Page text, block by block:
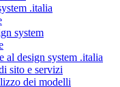
.italia
system
al design system .italia
sito e servizi
dei modelli